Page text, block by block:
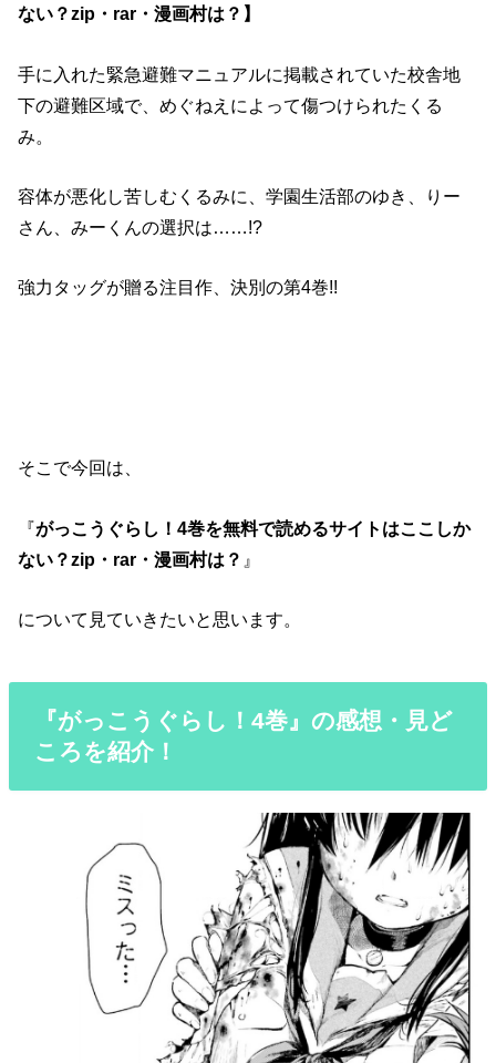
ない？zip・rar・漫画村は？】
手に入れた緊急避難マニュアルに掲載されていた校舎地
下の避難区域で、めぐねえによって傷つけられたくる
み。
容体が悪化し苦しむくるみに、学園生活部のゆき、りー
さん、みーくんの選択は……!?
強力タッグが贈る注目作、決別の第4巻!!
そこで今回は、
『がっこうぐらし！4巻を無料で読めるサイトはここしか
ない？zip・rar・漫画村は？ 』
について見ていきたいと思います。
『がっこうぐらし！4巻』の感想・見ど
ころを紹介！